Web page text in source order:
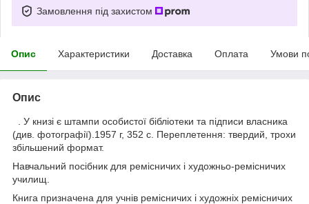
Замовлення під захистом
Опис Характеристики Доставка Оплата Умови
Опис
. У книзі є штампи особистої бібліотеки та підписи власника
(див. фотографії).1957 г, 352 с. Переплетення: твердий, трохи
збільшений формат.
Навчальний посібник для ремісничих і художньо-ремісничих
училищ.
Книга призначена для учнів ремісничих і художніх ремісничих